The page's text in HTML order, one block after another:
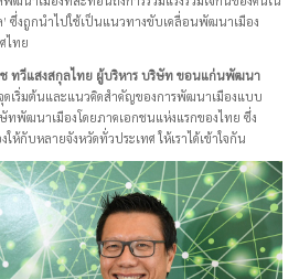
’ ซึ่งถูกนำไปใช้เป็นแนวทางขับเคลื่อนพัฒนาเมือง
ไทย
ช ทวีแสงสกุลไทย ผู้บริหาร บริษัท ขอนแก่นพัฒนา
ดเริ่มต้นและแนวคิดสำคัญของการพัฒนาเมืองแบบ
ทพัฒนาเมืองโดยภาคเอกชนแห่งแรกของไทย ซึ่ง
กับหลายจังหวัดทั่วประเทศ ให้เราได้เข้าใจกัน